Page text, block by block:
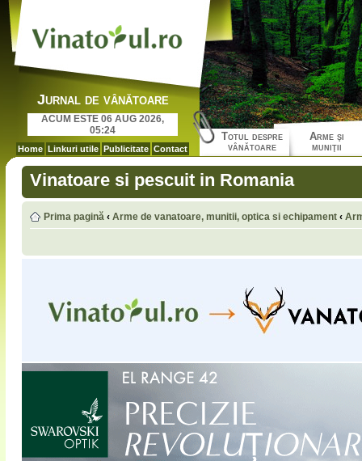
Jurnal de vânătoare
ACUM ESTE 06 AUG 2026,
05:24
Home Linkuri utile Publicitate Contact
Totul despre
vânătoare
Arme şi
muniţii
Vinatoare si pescuit in Romania
Prima pagină ‹ Arme de vanatoare, munitii, optica si echipament ‹